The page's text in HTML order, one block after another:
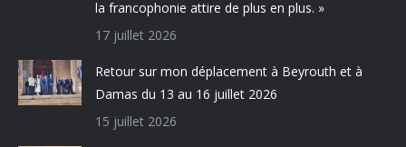
la francophonie attire de plus en plus. »
17 juillet 2026
Retour sur mon déplacement à Beyrouth et à
Damas du 13 au 16 juillet 2026
15 juillet 2026